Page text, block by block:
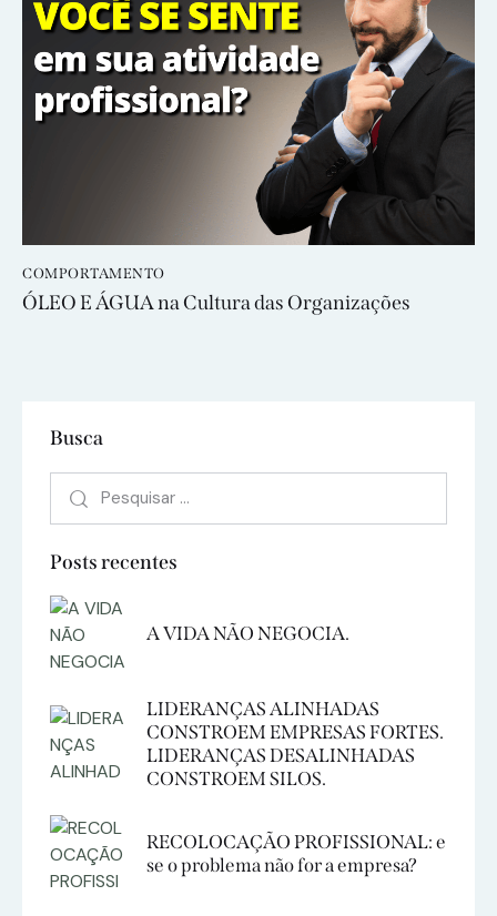
COMPORTAMENTO
ÓLEO E ÁGUA na Cultura das Organizações
Busca
Posts recentes
A VIDA NÃO NEGOCIA.
LIDERANÇAS ALINHADAS
CONSTROEM EMPRESAS FORTES.
LIDERANÇAS DESALINHADAS
CONSTROEM SILOS.
RECOLOCAÇÃO PROFISSIONAL: e
se o problema não for a empresa?